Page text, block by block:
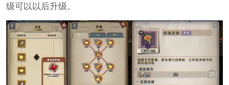
级可以以后升级。